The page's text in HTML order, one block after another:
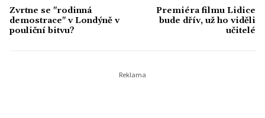
Zvrtne se "rodinná
demostrace" v Londýně v
pouliční bitvu?
Premiéra filmu Lidice
bude dřív, už ho viděli
učitelé